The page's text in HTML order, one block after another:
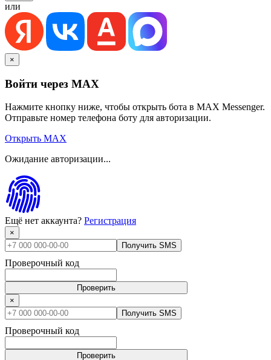
или
×
Войти через MAX
Нажмите кнопку ниже, чтобы открыть бота в MAX Messenger.
Отправьте номер телефона боту для авторизации.
Открыть MAX
Ожидание авторизации...
Ещё нет аккаунта? Регистрация
×
Получить SMS
Проверочный код
Проверить
×
Получить SMS
Проверочный код
Проверить